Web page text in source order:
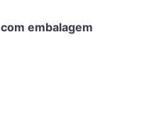
com embalagem